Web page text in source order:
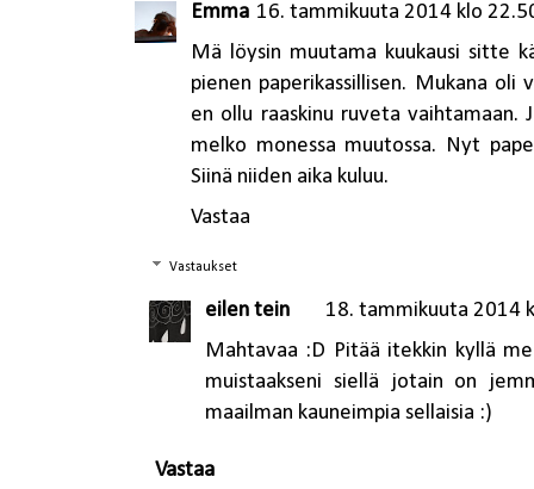
Emma 16. tammikuuta 2014 klo
Mä löysin muutama kuukausi sitte
pienen paperikassillisen. Mukana
en ollu raaskinu ruveta
melko monessa muutossa. Nyt
Siinä niiden aika kuluu.
Vastaa
Vastaukset
eilen tein
18. tammikuuta 2014
Mahtavaa :D Pitää itekkin kyllä
muistaakseni siellä jotain on
maailman kauneimpia sellaisia :)
Vastaa